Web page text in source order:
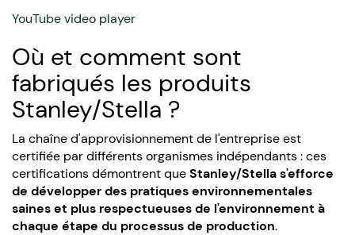
YouTube video player
Où et comment sont
fabriqués les produits
Stanley/Stella ?
La chaîne d'approvisionnement de l'entreprise est
certifiée par différents organismes indépendants : ces
certifications démontrent queStanley/Stella s'efforce
de développer des pratiques environnementales
saines et plus respectueuses de l'environnement à
chaque étape du processus de production.